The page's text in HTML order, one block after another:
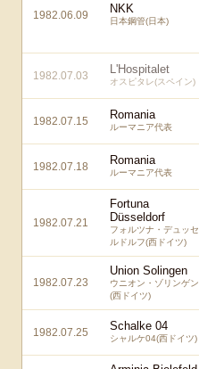
1982.06.09 NKK
日本鋼管(日本)
1982.07.03 L'Hospitalet
オスピタレ(スペイン)
1982.07.15 Romania
ルーマニア代表
1982.07.18 Romania
ルーマニア代表
1982.07.21
Fortuna
Düsseldorf
フォルツナ・デュッセ
ルドルフ(西ドイツ)
1982.07.23
Union Solingen
ウニオン・ゾリンゲン
(西ドイツ)
1982.07.25 Schalke 04
シャルケ04(西ドイツ)